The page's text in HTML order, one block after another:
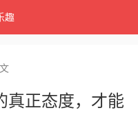
趣
真正态度，才能